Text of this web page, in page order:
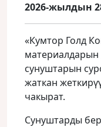
2026-жылдын
«Кумтор Голд
сунуштарын
жаткан
чакырат.
Сунуштарды